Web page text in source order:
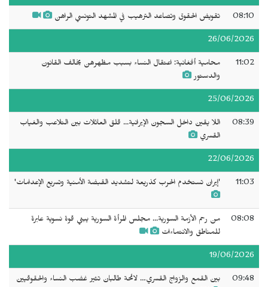
08:10 تقويض الحقوق وتصاعد الترهيب في المشهد التونسي الراهن
26/06/2026
11:02
محامية أفغانية: اعتقال النساء بسبب مظهرهن يخالف القانون
والدستور
25/06/2026
08:39
اللا يقين داخل السجون الإيرانية... قلق العائلات بين التلاعب والغياب
القسري
22/06/2026
11:03 'إيران تستخدم الحرب كذريعة لتشديد القبضة الأمنية وتسريع الإعدامات'
08:08
من رحم الأزمة السورية... مجلس المرأة السورية يبني قوة نسوية عابرة
للمناطق والانتماءات
19/06/2026
09:48 بين القمع والزواج القسري… لائحة طالبان تثير غضب النساء والحقوقيين